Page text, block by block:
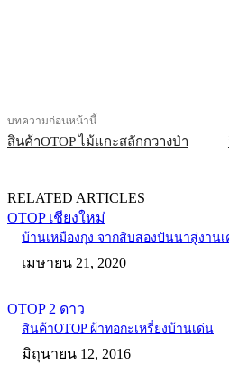
บทความก่อนหน้านี้
สินค้าOTOP ไม้แกะสลักกวางป่า
RELATED ARTICLES
OTOP เชียงใหม่
บ้านเหมืองกุง จากสิบสองปันนาสู่งานเ
เมษายน 21, 2020
OTOP 2 ดาว
สินค้าOTOP ผ้าทอกะเหรี่ยงบ้านเด่น
มิถุนายน 12, 2016